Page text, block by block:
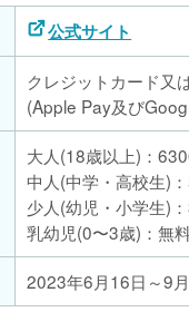
公式サイト
クレジットカード又
(Apple Pay及び
大人(18歳以上)：
中人(中学・高校生)
少人(幼児・小学生)
乳幼児(0〜3歳)：無
2023年6月16日～9